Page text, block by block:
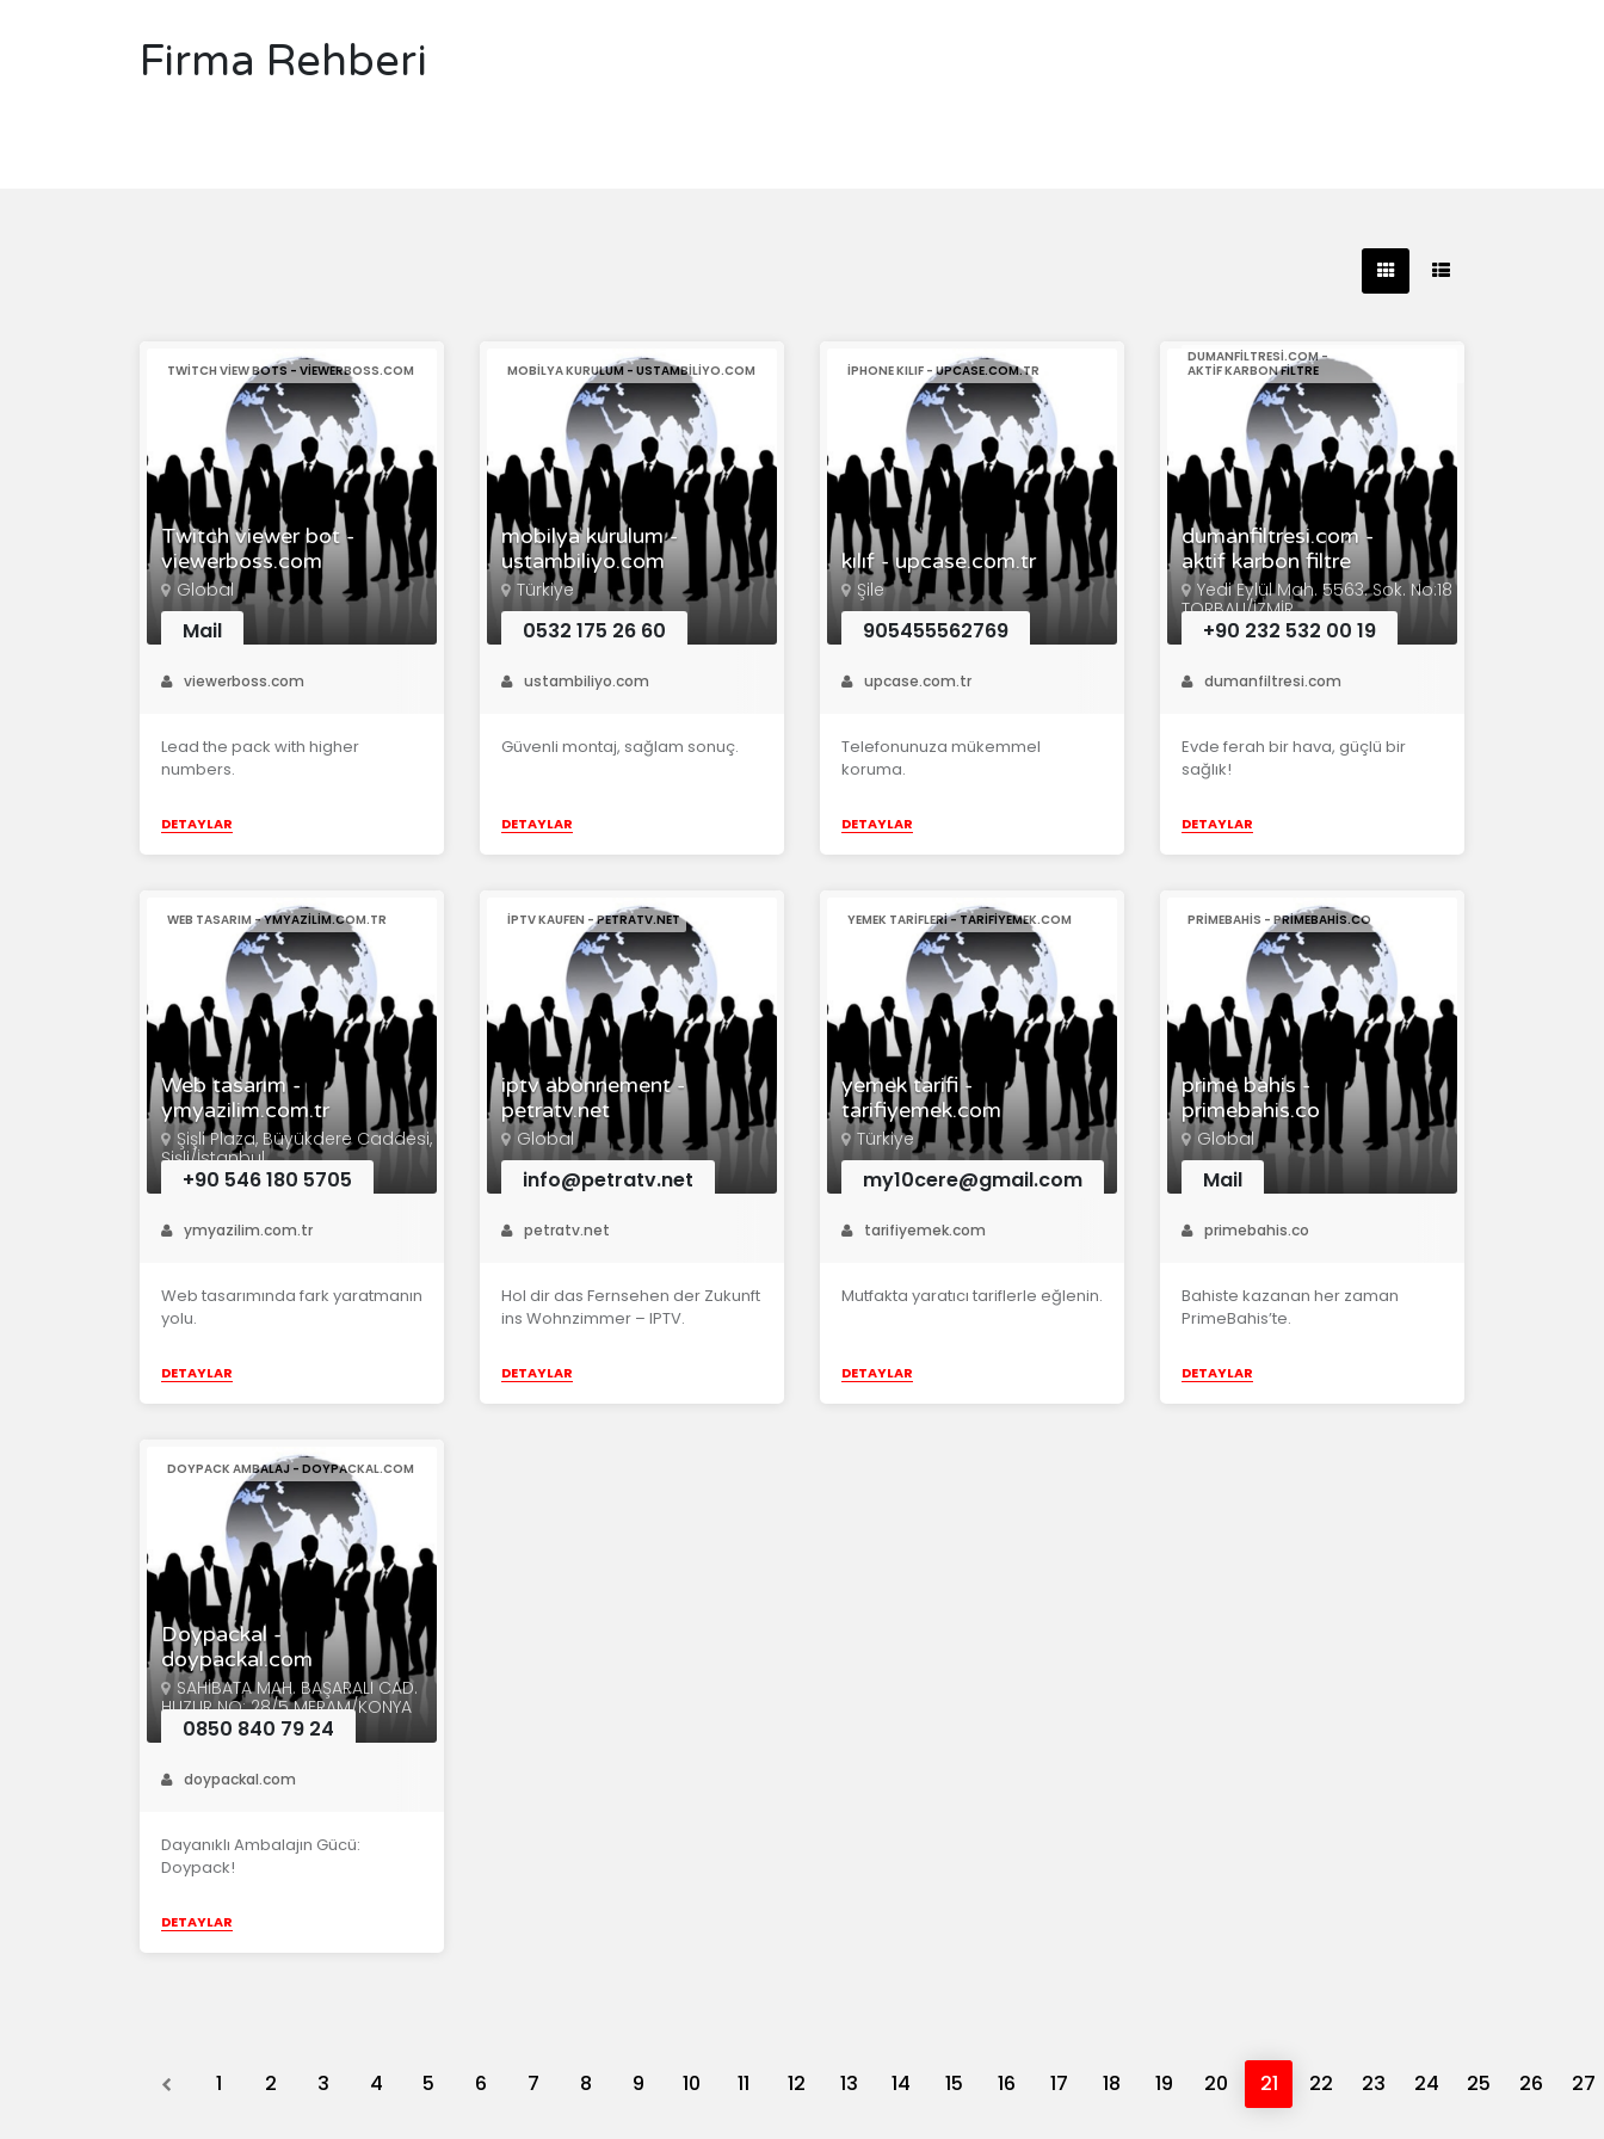
Firma Rehberi
Twitch viewer bot -
viewerboss.com
TWITCH VIEW BOTS - VIEWERBOSS.COM
Global
Mail
viewerboss.com
Lead the pack with higher
numbers.
DETAYLAR
mobilya kurulum -
ustambiliyo.com
MOBILYA KURULUM - USTAMBILIYO.COM
Türkiye
0532 175 26 60
ustambiliyo.com
Güvenli montaj, sağlam sonuç.
DETAYLAR
kılıf - upcase.com.tr
IPHONE KILIF - UPCASE.COM.TR
Şile
905455562769
upcase.com.tr
Telefonunuza mükemmel
koruma.
DETAYLAR
dumanfiltresi.com -
aktif karbon filtre
DUMANFILTRESI.COM -
AKTIF KARBON FILTRE
Yedi Eylül Mah. 5563. Sok. No:18
TORBALI/İZMİR
+90 232 532 00 19
dumanfiltresi.com
Evde ferah bir hava, güçlü bir
sağlık!
DETAYLAR
Web tasarım -
ymyazilim.com.tr
WEB TASARIM - YMYAZILIM.COM.TR
Şişli Plaza, Büyükdere Caddesi,
Şişli/İstanbul
+90 546 180 5705
ymyazilim.com.tr
Web tasarımında fark yaratmanın
yolu.
DETAYLAR
iptv abonnement -
petratv.net
IPTV KAUFEN - PETRATV.NET
Global
info@petratv.net
petratv.net
Hol dir das Fernsehen der Zukunft
ins Wohnzimmer – IPTV.
DETAYLAR
yemek tarifi -
tarifiyemek.com
YEMEK TARIFLERI - TARIFIYEMEK.COM
Türkiye
my10cere@gmail.com
tarifiyemek.com
Mutfakta yaratıcı tariflerle eğlenin.
DETAYLAR
prime bahis -
primebahis.co
PRIMEBAHIS - PRIMEBAHIS.CO
Global
Mail
primebahis.co
Bahiste kazanan her zaman
PrimeBahis’te.
DETAYLAR
Doypackal -
doypackal.com
DOYPACK AMBALAJ - DOYPACKAL.COM
SAHİBATA MAH. BAŞARALI CAD.
HUZUR NO: 28/5 MERAM/KONYA
0850 840 79 24
doypackal.com
Dayanıklı Ambalajın Gücü:
Doypack!
DETAYLAR
Previous
1 2 3 4 5 6 7 8 9 10 11 12 13 14 15 16 17 18 19 20 21 22 23 24 25 26 27